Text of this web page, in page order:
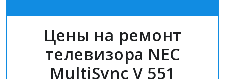
Цены на ремонт
телевизора NEC
MultiSync V 551